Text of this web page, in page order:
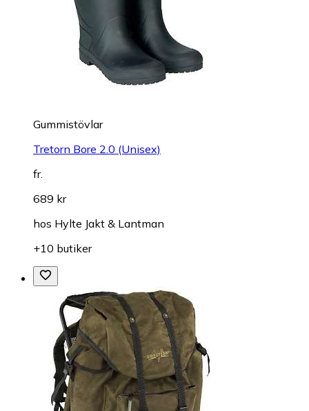
Gummistövlar
Tretorn Bore 2.0 (Unisex)
fr.
689 kr
hos Hylte Jakt & Lantman
+10 butiker